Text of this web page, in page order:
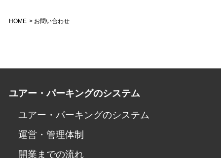
HOME お問い合わせ
ユアー・パーキングのシステム
ユアー・パーキングのシステム
運営・管理体制
開業までの流れ